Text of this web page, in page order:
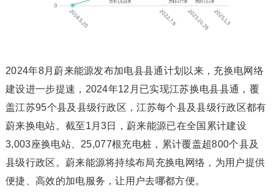
2024年8月蔚来能源发布加电县县通计划以来，充换电网络
建设进一步提速，2024年12月已实现江苏换电县县通，覆
盖江苏95个县及县级行政区，江苏每个县及县级行政区都有
蔚来换电站。截至1月3日，蔚来能源已在全国累计建设
3,003座换电站、25,077根充电桩，累计覆盖超800个县及
县级行政区。蔚来能源将持续布局充换电网络，为用户提供
便捷、高效的加电服务，让用户去哪都方便。